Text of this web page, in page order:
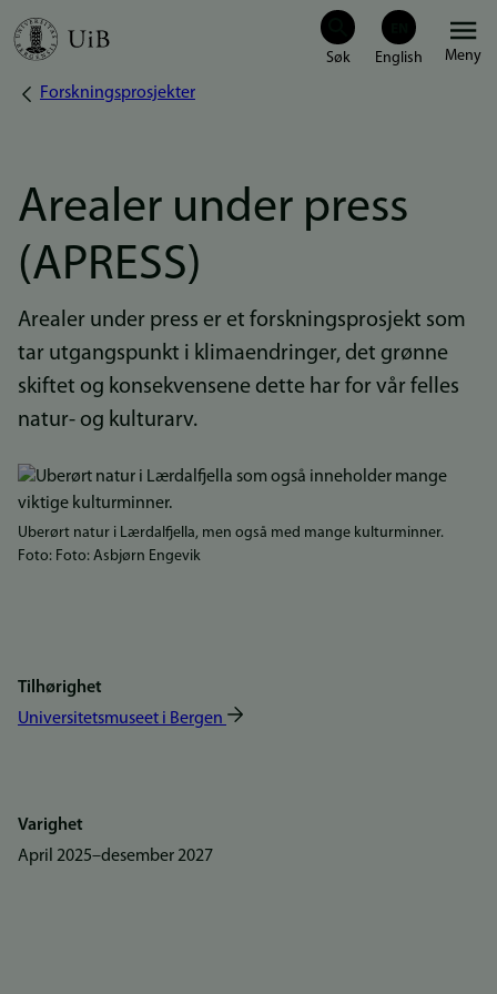
Hopp
hovedinnhold
Meny
Navigasjonssti
Forskningsprosjekter
Arealer under press
(APRESS)
Arealer under press er et forskningsprosjekt som
tar utgangspunkt i klimaendringer, det grønne
skiftet og konsekvensene dette har for vår felles
natur- og kulturarv.
Bilde
Uberørt natur i Lærdalfjella, men også med mange kulturminner.
Foto: Foto: Asbjørn Engevik
Tilhørighet
Universitetsmuseet i Bergen
Varighet
april 2025–desember 2027